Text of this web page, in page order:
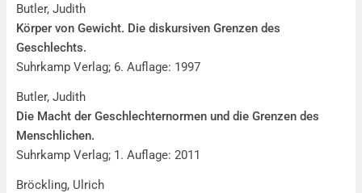
Butler, Judith
Körper von Gewicht. Die diskursiven Grenzen des
Geschlechts.
Suhrkamp Verlag; 6. Auflage: 1997
Butler, Judith
Die Macht der Geschlechternormen und die Grenzen des
Menschlichen.
Suhrkamp Verlag; 1. Auflage: 2011
Bröckling, Ulrich